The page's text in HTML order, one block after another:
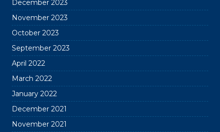
December 2023
November 2023
October 2023
September 2023
April 2022
March 2022
January 2022
December 2021
November 2021